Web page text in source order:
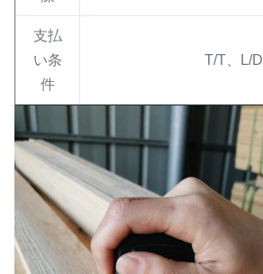
支払
い条
件
T/T、L/D